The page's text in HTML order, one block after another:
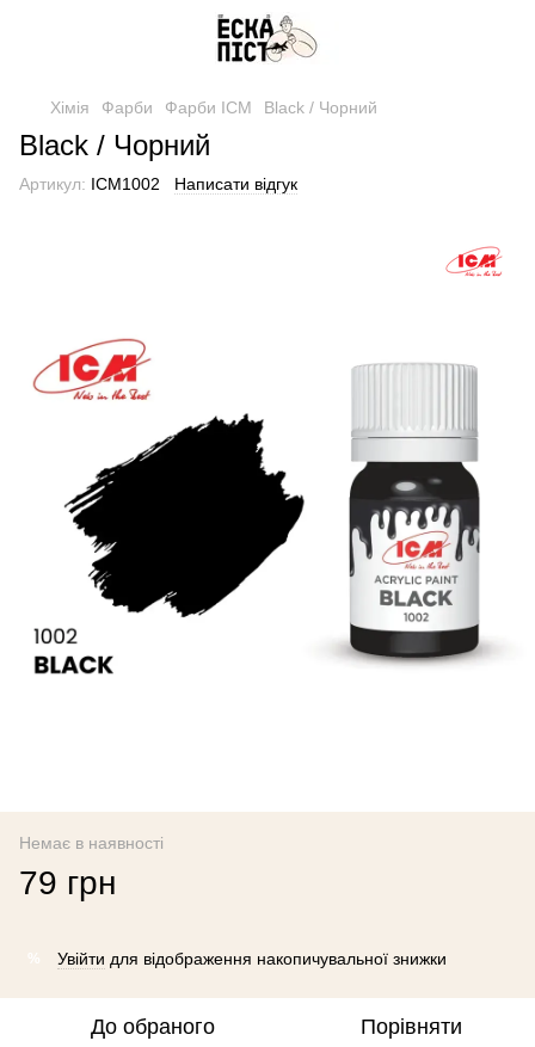
Хімія Фарби Фарби ICM Black / Чорний
Black / Чорний
Артикул: ICM1002 Написати відгук
Немає в наявності
79 грн
% Увійти для відображення накопичувальної знижки
До обраного Порівняти